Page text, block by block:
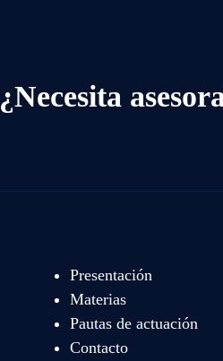
¿Necesita
Presentación
Materias
Pautas de actuación
Contacto